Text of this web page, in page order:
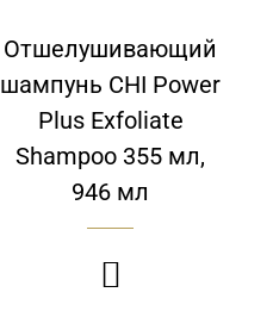
Отшелушивающий
шампунь CHI Power
Plus Exfoliate
Shampoo 355 мл,
946 мл
